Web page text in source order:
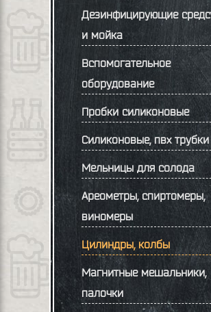
Дезинфицирующие
и мойка
Вспомогательное
оборудование
Пробки силиконовые
Силиконовые, пвх трубки
Мельницы для солода
Ареометры, спиртомеры,
виномеры
Цилиндры, колбы
Магнитные мешальники,
палочки